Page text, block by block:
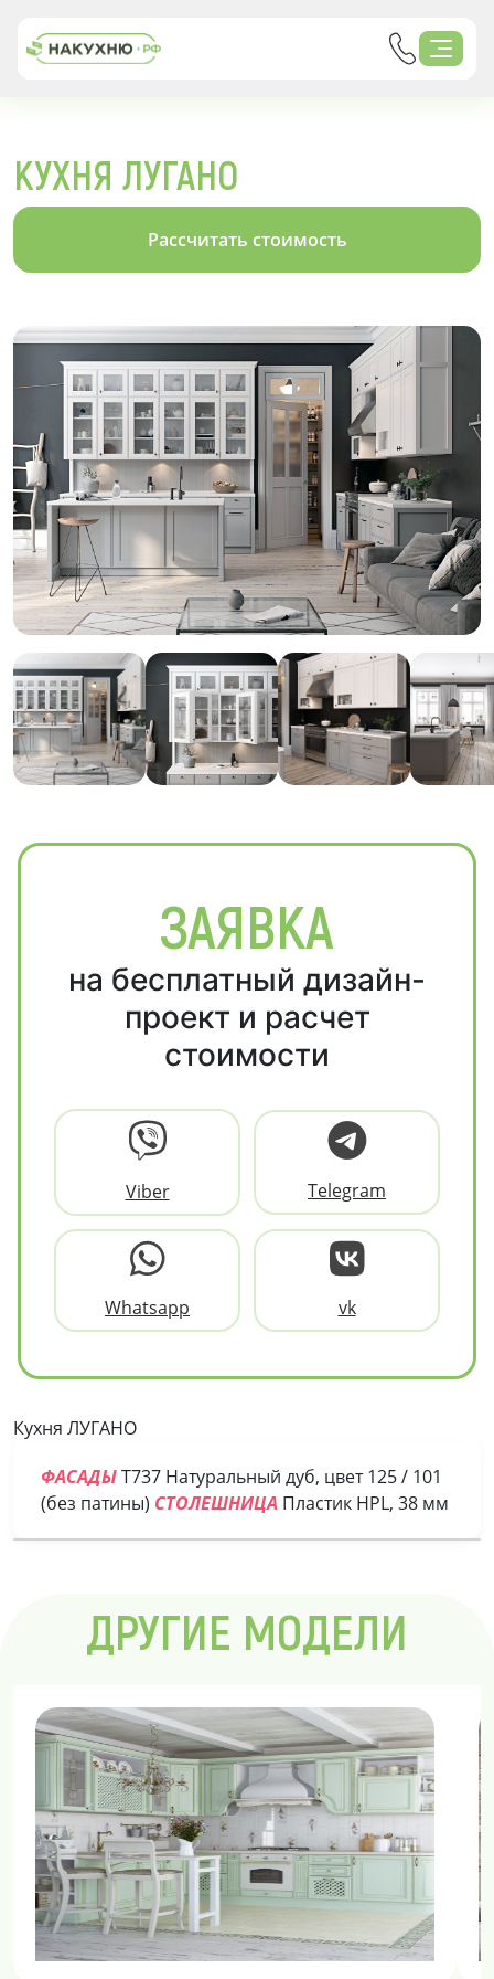
КУХНЯ ЛУГАНО
Рассчитать стоимость
ЗАЯВКА
на бесплатный дизайн-
проект и расчет
стоимости
Viber Telegram
Whatsapp vk
Кухня ЛУГАНО
ФАСАДЫТ737 Натуральный дуб, цвет 125 / 101
(без патины) СТОЛЕШНИЦА Пластик HPL, 38 мм
ДРУГИЕ МОДЕЛИ